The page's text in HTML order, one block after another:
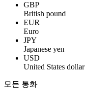
GBP
British pound
EUR
Euro
JPY
Japanese yen
USD
United States dollar
모든 통화